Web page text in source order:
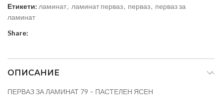
Етикети: ламинат, ламинат перваз, перваз, перваз за
ламинат
Share:
ОПИСАНИЕ
ПЕРВАЗ ЗА ЛАМИНАТ 79 – ПАСТЕЛЕН ЯСЕН